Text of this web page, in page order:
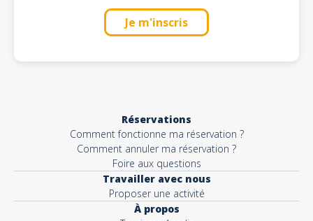
Je m'inscris
Réservations
Comment fonctionne ma réservation ?
Comment annuler ma réservation ?
Foire aux questions
Travailler avec nous
Proposer une activité
À propos